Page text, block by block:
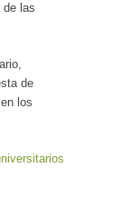
de las
de
los